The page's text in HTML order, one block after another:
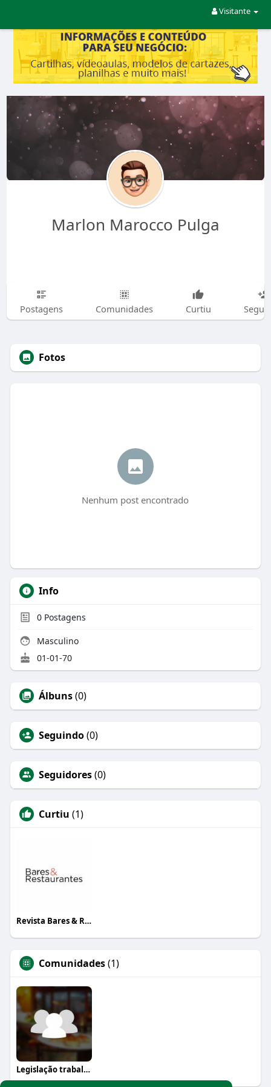
Visitante
Marlon Marocco Pulga
Postagens Comunidades Curtiu
Fotos
Nenhum post encontrado
Info
0Postagens
Masculino
01-01-70
Álbuns(0)
Seguindo(0)
Seguidores(0)
Curtiu (1)
Revista Bares & Restaurantes
Comunidades(1)
Legislação trabalhista